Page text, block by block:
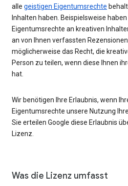
alle geistigen Eigentumsrechte
Inhalten haben. Beispielsweise
Eigentumsrechte an kreativen
an von Ihnen verfassten
möglicherweise das Recht, die
Person zu teilen, wenn diese Ihnen
hat.
Wir benötigen Ihre Erlaubnis, wenn
Eigentumsrechte unsere Nutzung
Sie erteilen Google diese Erlaubnis
Lizenz.
Was die Lizenz umfasst